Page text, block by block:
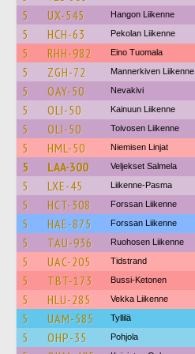
5
UX-545 Hangon Liikenne
5 HCH-63 Pekolan Liikenne
5 RHH-982 Eino Tuomala
5 ZGH-72 Mannerkiven Liikenne
5 OAY-50 Nevakivi
5 OLI-50 Kainuun Liikenne
5 OLI-50 Toivosen Liikenne
5 HML-50 Niemisen Linjat
5 LAA-300 Veljekset Salmela
5 LXE-45 Liikenne-Pasma
5 HCT-308 Forssan Liikenne
5 HAE-875 Forssan Liikenne
5 TAU-936 Ruohosen Liikenne
5 UAC-205 Tidstrand
5 TBT-173 Bussi-Ketonen
5 HLU-285 Vekka Liikenne
5 UAM-585 Tyllilä
5 OHP-35 Pohjola